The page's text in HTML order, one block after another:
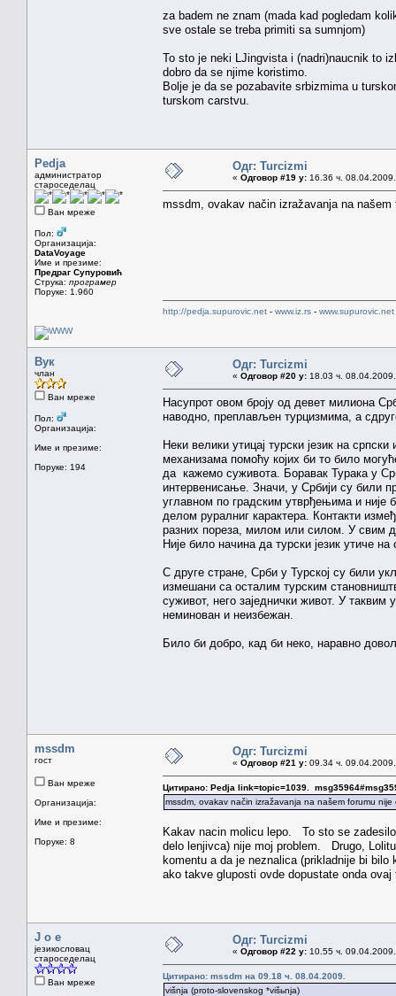
za badem ne znam (mada kad pogledam
sve ostale se treba primiti sa sumnjom)
To sto je neki LJingvista i (nadri)naucnik to
dobro da se njime koristimo.
Bolje je da se pozabavite srbizmima u
turskom carstvu.
Pedja
администратор
староседелац
Ван мреже
Пол:
Организација:
DataVoyage
Име и презиме:
Предраг Супуровић
Струка: програмер
Поруке: 1.960
Одг: Turcizmi
« Одговор #19 у: 16.36 ч.
mssdm, ovakav način izražavanja na
http://pedja.supurovic.net - www.iz.rs - www.supurovic.net
Вук
члан
Ван мреже
Пол:
Организација:
Име и презиме:
Поруке: 194
Одг: Turcizmi
« Одговор #20 у: 18.03 ч.
Насупрот овом броју од девет милиона
наводно, преплављен турцизмима, а
Неки велики утицај турски језик на
механизама помоћу којих би то било
да кажемо суживота. Боравак Турака у
интервенисање. Значи, у Србији су били
углавном по градским утврђењима и није
делом руралниг карактера. Контакти
разних пореза, милом или силом. У свим
Није било начина да турски језик утиче
С друге стране, Срби у Турској су били
измешани са осталим турским
суживот, него заједнички живот. У таквим
неминован и неизбежан.
Било би добро, кад би неко, наравно
mssdm
гост
Ван мреже
Организација:
Име и презиме:
Поруке: 8
Одг: Turcizmi
« Одговор #21 у: 09.34 ч.
Цитирано: Pedja link=topic=1039.
mssdm, ovakav način izražavanja na našem forumu
Kakav nacin molicu lepo. To sto se
delo lenjivca) nije moj problem. Drugo,
komentu a da je neznalica (prikladnije bi
ako takve gluposti ovde dopustate onda
J o e
језикословац
староседелац
Ван мреже
Одг: Turcizmi
« Одговор #22 у: 10.55 ч.
Цитирано: mssdm на 09.18 ч. 08.04.2009.
višnja (proto-slovenskog *višьnja)